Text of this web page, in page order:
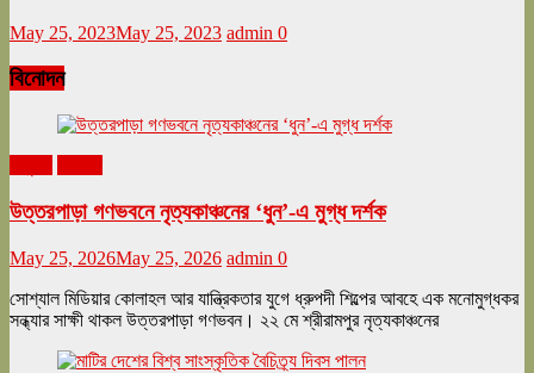
May 25, 2023May 25, 2023 admin 0
বিনোদন
উত্তরপাড়া গণভবনে নৃত্যকাঞ্চনের ‘ধুন’-এ মুগ্ধ দর্শক
May 25, 2026May 25, 2026 admin 0
সোশ্যাল মিডিয়ার কোলাহল আর যান্ত্রিকতার যুগে ধ্রুপদী শিল্পের আবহে এক মনোমুগ্ধকর
সন্ধ্যার সাক্ষী থাকল উত্তরপাড়া গণভবন। ২২ মে শ্রীরামপুর নৃত্যকাঞ্চনের